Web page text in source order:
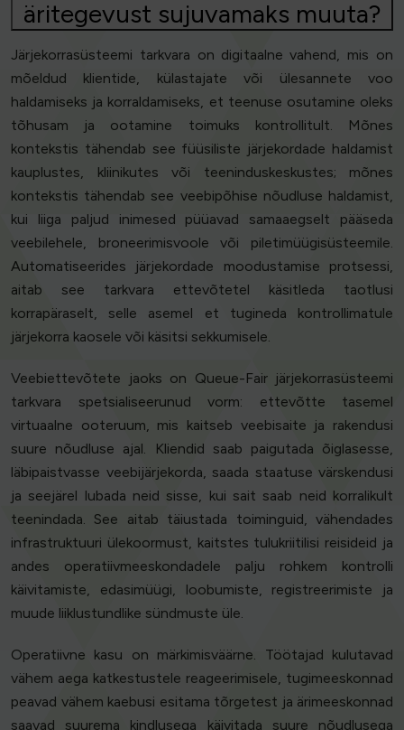
äritegevust sujuvamaks muuta?
Järjekorrasüsteemi tarkvara on digitaalne vahend, mis on
mõeldud klientide, külastajate või ülesannete voo
haldamiseks ja korraldamiseks, et teenuse osutamine oleks
tõhusam ja ootamine toimuks kontrollitult. Mõnes
kontekstis tähendab see füüsiliste järjekordade haldamist
kauplustes, kliinikutes või teeninduskeskustes; mõnes
kontekstis tähendab see veebipõhise nõudluse haldamist,
kui liiga paljud inimesed püüavad samaaegselt pääseda
veebilehele, broneerimisvoole või piletimüügisüsteemile.
Automatiseerides järjekordade moodustamise protsessi,
aitab see tarkvara ettevõtetel käsitleda taotlusi
korrapäraselt, selle asemel et tugineda kontrollimatule
järjekorra kaosele või käsitsi sekkumisele.
Veebiettevõtete jaoks on Queue-Fair järjekorrasüsteemi
tarkvara spetsialiseerunud vorm: ettevõtte tasemel
virtuaalne ooteruum, mis kaitseb veebisaite ja rakendusi
suure nõudluse ajal. Kliendid saab paigutada õiglasesse,
läbipaistvasse veebijärjekorda, saada staatuse värskendusi
ja seejärel lubada neid sisse, kui sait saab neid korralikult
teenindada. See aitab täiustada toiminguid, vähendades
infrastruktuuri ülekoormust, kaitstes tulukriitilisi reisideid ja
andes operatiivmeeskondadele palju rohkem kontrolli
käivitamiste, edasimüügi, loobumiste, registreerimiste ja
muude liiklustundlike sündmuste üle.
Operatiivne kasu on märkimisväärne. Töötajad kulutavad
vähem aega katkestustele reageerimisele, tugimeeskonnad
peavad vähem kaebusi esitama tõrgetest ja ärimeeskonnad
saavad suurema kindlusega käivitada suure nõudlusega